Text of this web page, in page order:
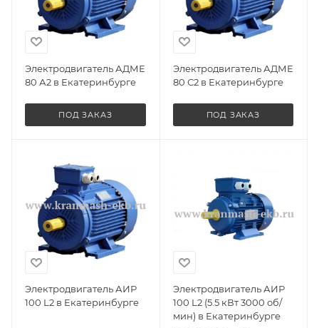
Электродвигатель АДМЕ
80 А2 в Екатеринбурге
ПОД ЗАКАЗ
Электродвигатель АДМЕ
80 С2 в Екатеринбурге
ПОД ЗАКАЗ
Электродвигатель АИР
100 L2 в Екатеринбурге
Электродвигатель АИР
100 L2 (5.5 кВт 3000 об/
мин) в Екатеринбурге